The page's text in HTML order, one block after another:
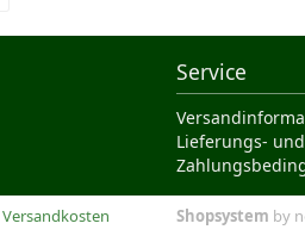
Service
Lieferungs- und
Versandkosten Shopsystem by